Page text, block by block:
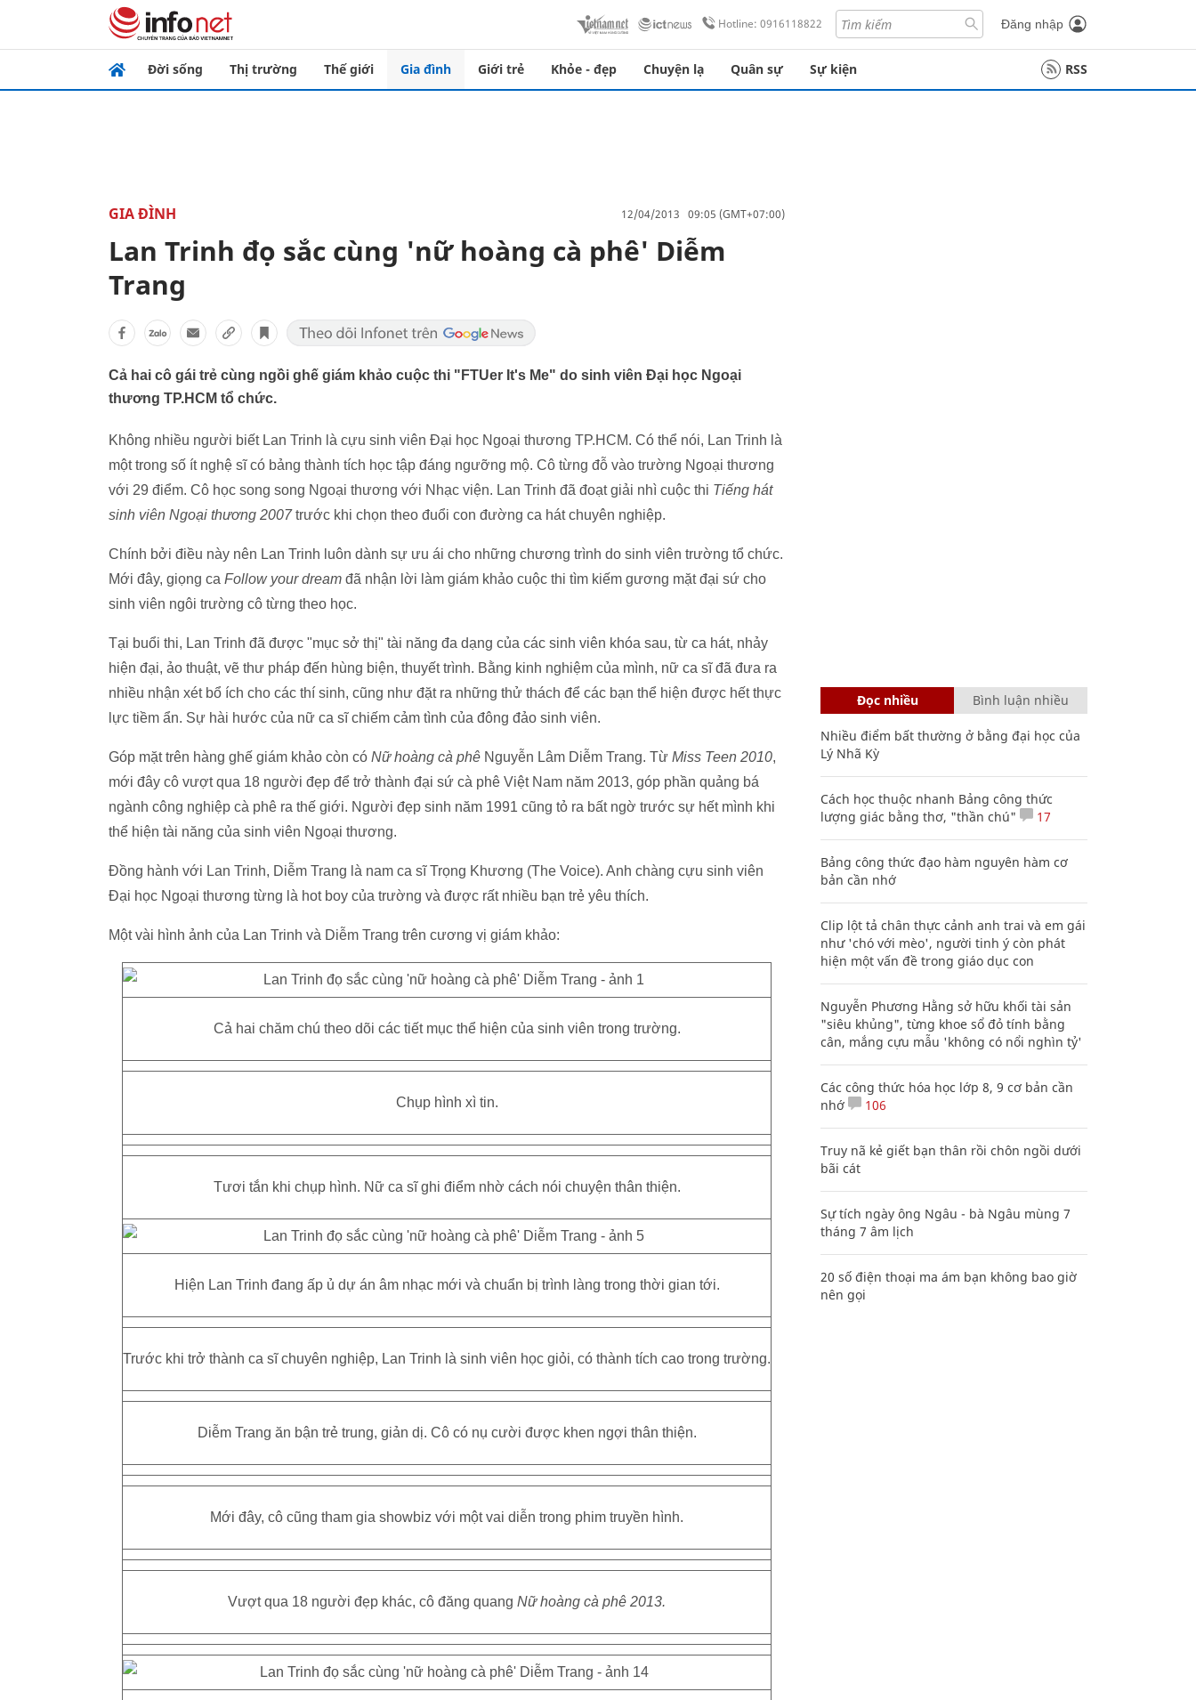
Hotline: 0916118822 Đăng nhập
Đời sống Thị trường Thế giới Gia đình Giới trẻ Khỏe - đẹp Chuyện lạ Quân sự Sự kiện RSS
GIA ĐÌNH 12/04/2013 09:05 (GMT+07:00)
Lan Trinh đọ sắc cùng 'nữ hoàng cà phê' Diễm
Trang
Cả hai cô gái trẻ cùng ngồi ghế giám khảo cuộc thi "FTUer It's Me" do sinh viên Đại học Ngoại
thương TP.HCM tổ chức.
Không nhiều người biết Lan Trinh là cựu sinh viên Đại học Ngoại thương TP.HCM. Có thể nói, Lan Trinh là
một trong số ít nghệ sĩ có bảng thành tích học tập đáng ngưỡng mộ. Cô từng đỗ vào trường Ngoại thương
với 29 điểm. Cô học song song Ngoại thương với Nhạc viện. Lan Trinh đã đoạt giải nhì cuộc thi Tiếng hát
sinh viên Ngoại thương 2007trước khi chọn theo đuổi con đường ca hát chuyên nghiệp.
Chính bởi điều này nên Lan Trinh luôn dành sự ưu ái cho những chương trình do sinh viên trường tổ chức.
Mới đây, giọng ca Follow your dream đã nhận lời làm giám khảo cuộc thi tìm kiếm gương mặt đại sứ cho
sinh viên ngôi trường cô từng theo học.
Tại buổi thi, Lan Trinh đã được "mục sở thị" tài năng đa dạng của các sinh viên khóa sau, từ ca hát, nhảy
hiện đại, ảo thuật, vẽ thư pháp đến hùng biện, thuyết trình. Bằng kinh nghiệm của mình, nữ ca sĩ đã đưa ra
nhiều nhận xét bổ ích cho các thí sinh, cũng như đặt ra những thử thách để các bạn thể hiện được hết thực
lực tiềm ẩn. Sự hài hước của nữ ca sĩ chiếm cảm tình của đông đảo sinh viên.
Góp mặt trên hàng ghế giám khảo còn có Nữ hoàng cà phê Nguyễn Lâm Diễm Trang. Từ Miss Teen 2010,
mới đây cô vượt qua 18 người đẹp để trở thành đại sứ cà phê Việt Nam năm 2013, góp phần quảng bá
ngành công nghiệp cà phê ra thế giới. Người đẹp sinh năm 1991 cũng tỏ ra bất ngờ trước sự hết mình khi
thể hiện tài năng của sinh viên Ngoại thương.
Đồng hành với Lan Trinh, Diễm Trang là nam ca sĩ Trọng Khương (The Voice). Anh chàng cựu sinh viên
Đại học Ngoại thương từng là hot boy của trường và được rất nhiều bạn trẻ yêu thích.
Một vài hình ảnh của Lan Trinh và Diễm Trang trên cương vị giám khảo:
Cả hai chăm chú theo dõi các tiết mục thể hiện của sinh viên trong trường.
Chụp hình xì tin.
Tươi tắn khi chụp hình. Nữ ca sĩ ghi điểm nhờ cách nói chuyện thân thiện.
Hiện Lan Trinh đang ấp ủ dự án âm nhạc mới và chuẩn bị trình làng trong thời gian tới.
Trước khi trở thành ca sĩ chuyên nghiệp, Lan Trinh là sinh viên học giỏi, có thành tích cao trong trường.
Diễm Trang ăn bận trẻ trung, giản dị. Cô có nụ cười được khen ngợi thân thiện.
Mới đây, cô cũng tham gia showbiz với một vai diễn trong phim truyền hình.
Vượt qua 18 người đẹp khác, cô đăng quang Nữ hoàng cà phê 2013.
Đọc nhiều Bình luận nhiều
Nhiều điểm bất thường ở bằng đại học của
Lý Nhã Kỳ
Cách học thuộc nhanh Bảng công thức
lượng giác bằng thơ, "thần chú"
17
Bảng công thức đạo hàm nguyên hàm cơ
bản cần nhớ
Clip lột tả chân thực cảnh anh trai và em gái
như 'chó với mèo', người tinh ý còn phát
hiện một vấn đề trong giáo dục con
Nguyễn Phương Hằng sở hữu khối tài sản
"siêu khủng", từng khoe sổ đỏ tính bằng
cân, mắng cựu mẫu 'không có nổi nghìn tỷ'
Các công thức hóa học lớp 8, 9 cơ bản cần
nhớ
106
Truy nã kẻ giết bạn thân rồi chôn ngồi dưới
bãi cát
Sự tích ngày ông Ngâu - bà Ngâu mùng 7
tháng 7 âm lịch
20 số điện thoại ma ám bạn không bao giờ
nên gọi